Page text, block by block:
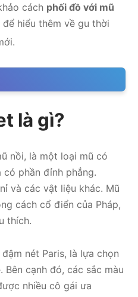
cách phối đồ với mũ
để hiểu thêm về gu thời
là gì?
nồi, là một loại mũ có
có phần đỉnh phẳng.
và các vật liệu khác. Mũ
cách cổ điển của Pháp,
thích.
nét Paris, là lựa chọn
Bên cạnh đó, các sắc màu
nhiều cô gái ưa